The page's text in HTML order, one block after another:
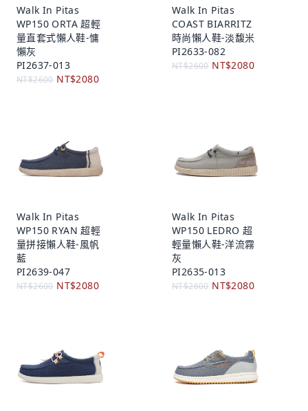
Walk In Pitas
WP150 ORTA 超輕
量直套式懶人鞋-慵
懶灰
PI2637-013
NT$2600 NT$2080
Walk In Pitas
COAST BIARRITZ
時尚懶人鞋-淡馥米
PI2633-082
NT$2600 NT$2080
Walk In Pitas
WP150 RYAN 超輕
量拼接懶人鞋-風帆
藍
PI2639-047
NT$2600 NT$2080
Walk In Pitas
WP150 LEDRO 超
輕量懶人鞋-洋流霧
灰
PI2635-013
NT$2600 NT$2080